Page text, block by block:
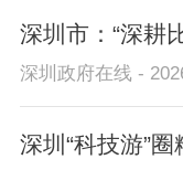
深圳市：“深耕
深圳政府在线 -
深圳“科技游”